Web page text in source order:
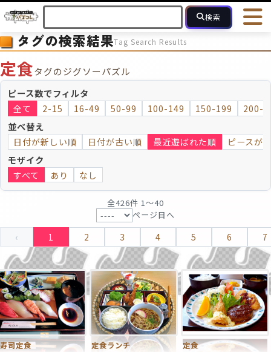
検索
HOME 会員登録
最近投稿され
ピース数 2～15 16～49 50～99 100
モザイク モザイクのみ
タグの検索結果Tag Search Results
定食タグのジグソーパズル
ピース数でフィルタ
全て 2-15 16-49 50-99 100-149 150-199 200-
並べ替え
日付が新しい順 日付が古い順 最近遊ばれた順 ピースが
モザイク
すべて あり なし
全426件 1〜40
ページ目へ
‹ 1 2 3 4 5 6 7
寿司定食
定食ランチ
定食